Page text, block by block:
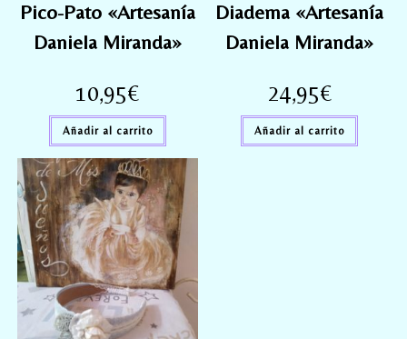
Pico-Pato «Artesanía
Daniela Miranda»
10,95€
Añadir al carrito
Diadema «Artesanía
Daniela Miranda»
24,95€
Añadir al carrito